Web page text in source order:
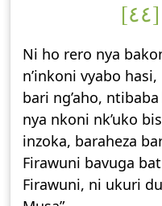
Ni ho rero nya
n’inkoni vyabo
bari ng’aho,
nya nkoni nk’uko
inzoka, baraheza
Firawuni bavuga
Firawuni, ni ukuri